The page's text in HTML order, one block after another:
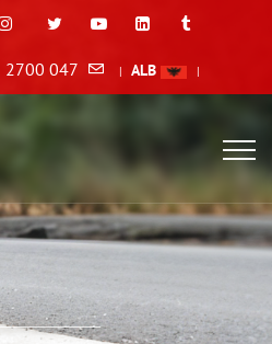
2700 047 | ALB |